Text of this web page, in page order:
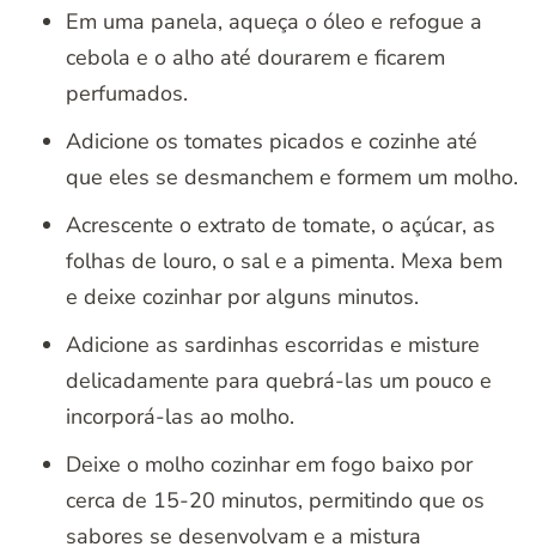
Em uma panela, aqueça o óleo e refogue a
cebola e o alho até dourarem e ficarem
perfumados.
Adicione os tomates picados e cozinhe até
que eles se desmanchem e formem um molho.
Acrescente o extrato de tomate, o açúcar, as
folhas de louro, o sal e a pimenta. Mexa bem
e deixe cozinhar por alguns minutos.
Adicione as sardinhas escorridas e misture
delicadamente para quebrá-las um pouco e
incorporá-las ao molho.
Deixe o molho cozinhar em fogo baixo por
cerca de 15-20 minutos, permitindo que os
sabores se desenvolvam e a mistura